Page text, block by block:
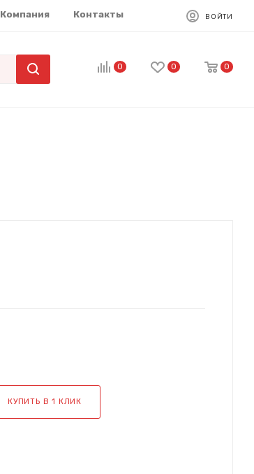
Компания Контакты ВОЙТИ
0 0 0
КУПИТЬ В 1 КЛИК